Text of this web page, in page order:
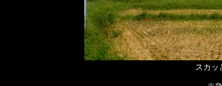
スカッ